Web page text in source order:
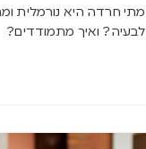
מתי חרדה היא נורמלית
לבעיה? ואיך מתמודדים?